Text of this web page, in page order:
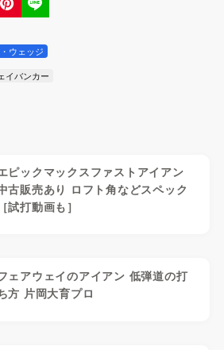
ウェッジ
イバンカー
ピックマックスファストアイアン
古販売あり ロフト角などスペック
［試打動画も］
ェアウェイのアイアン 低弾道の打
方 片岡大育プロ